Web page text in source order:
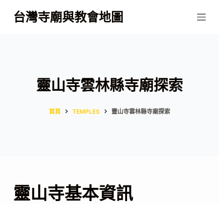
跳
至
台灣寺廟與教會地圖
靈山寺雲林縣寺廟探索
首頁 TEMPLES 靈山寺雲林縣寺廟探索
靈山寺基本資訊